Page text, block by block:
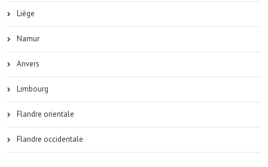
Liège
Namur
Anvers
Limbourg
Flandre orientale
Flandre occidentale